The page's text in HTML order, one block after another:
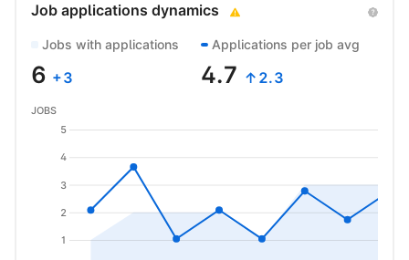
Job applications dynamics
Jobs with applications
6 +3
Applications per job avg
4.7 ↑2.3
1
2
3
4
5
JOBS